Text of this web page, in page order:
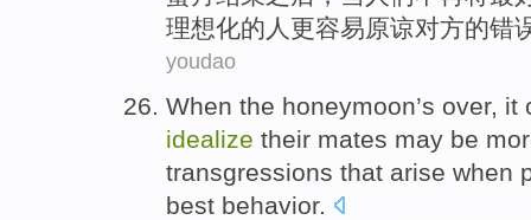
理想化的 人 更容易原谅对方的错
youdao
When the honeymoon’s over, it
idealize their mates may be
transgressions that arise when
best behavior.